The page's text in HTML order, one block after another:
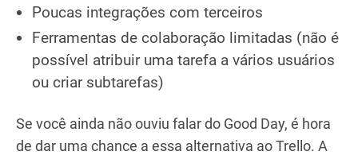
Poucas integrações com terceiros
Ferramentas de colaboração limitadas (não é
possível atribuir uma tarefa a vários usuários
ou criar subtarefas)
Se você ainda não ouviu falar do Good Day, é hora
de dar uma chance a essa alternativa ao Trello. A